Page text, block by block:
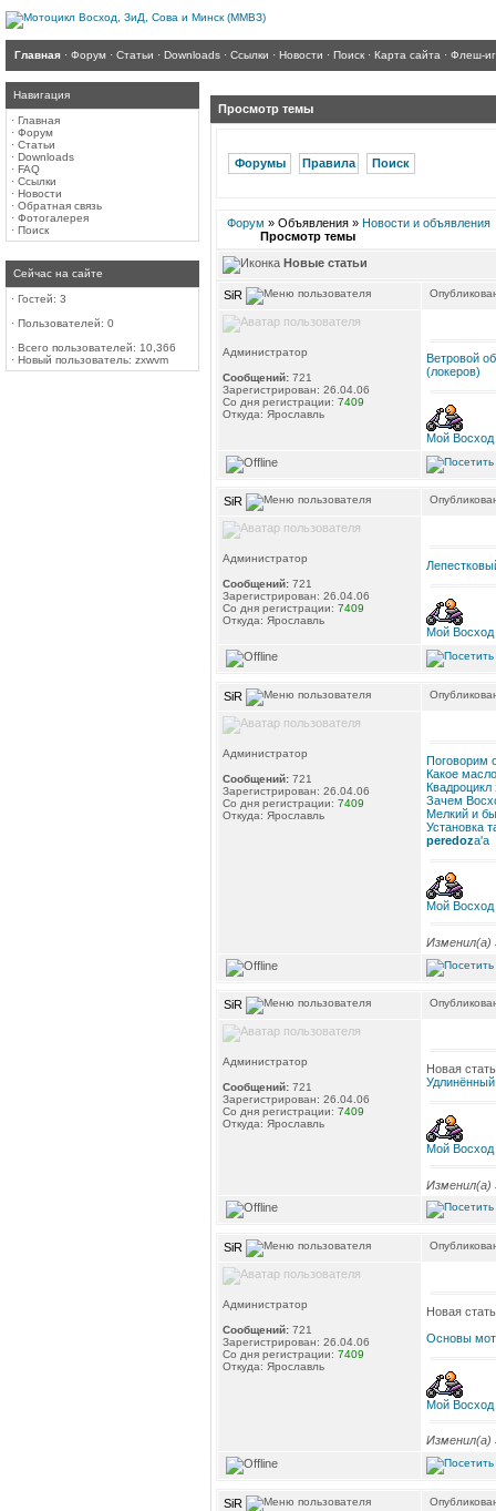
Главная · Форум · Статьи · Downloads · Ссылки · Новости · Поиск · Карта сайта · Флеш-
Навигация
· Главная
· Форум
· Статьи
· Downloads
· FAQ
· Ссылки
· Новости
· Обратная связь
· Фотогалерея
· Поиск
Сейчас на сайте
· Гостей: 3
· Пользователей: 0
· Всего пользователей: 10,366
· Новый пользователь: zxwvm
Просмотр темы
Форумы Правила Поиск
Форум » Объявления » Новости и объявления
Просмотр темы
Новые статьи
SiR
Администратор
Сообщений: 721
Зарегистрирован: 26.04.06
Со дня регистрации: 7409
Откуда: Ярославль
Ветровой
(локеров)
Мой
SiR
Администратор
Сообщений: 721
Зарегистрирован: 26.04.06
Со дня регистрации: 7409
Откуда: Ярославль
Мой
SiR
Администратор
Сообщений: 721
Зарегистрирован: 26.04.06
Со дня регистрации: 7409
Откуда: Ярославль
Поговорим
Какое
Квадроцикл
Зачем
Мелкий и
Установка
peredoza'a
Мой
Изменил(а)
SiR
Администратор
Сообщений: 721
Зарегистрирован: 26.04.06
Со дня регистрации: 7409
Откуда: Ярославль
Новая
Мой
Изменил(а)
SiR
Администратор
Сообщений: 721
Зарегистрирован: 26.04.06
Со дня регистрации: 7409
Откуда: Ярославль
Новая
Основы
Мой
Изменил(а)
SiR